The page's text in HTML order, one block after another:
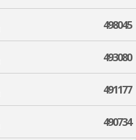
498045
493080
491177
490734